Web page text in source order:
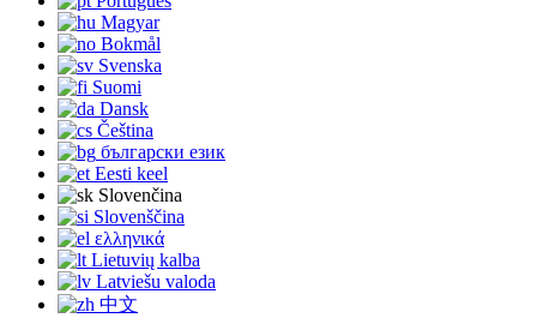
Magyar
Bokmål
Svenska
Suomi
Dansk
Čeština
български език
Eesti keel
Slovenčina
Slovenščina
ελληνικά
Lietuvių kalba
Latviešu valoda
中文